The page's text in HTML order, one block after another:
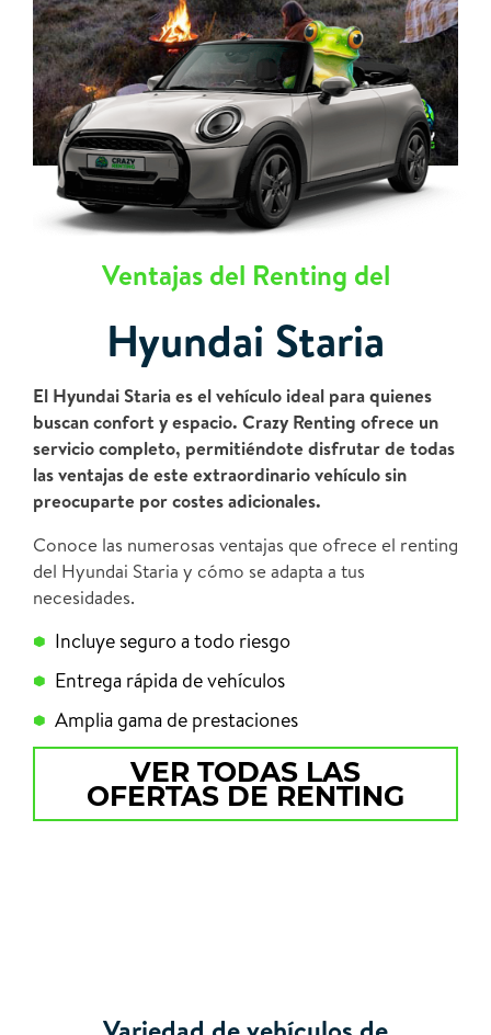
Ventajas del Renting del
Hyundai Staria
El Hyundai Staria es el vehículo ideal para quienes
buscan confort y espacio. Crazy Renting ofrece un
servicio completo, permitiéndote disfrutar de todas
las ventajas de este extraordinario vehículo sin
preocuparte por costes adicionales.
Conoce las numerosas ventajas que ofrece el renting
del Hyundai Staria y cómo se adapta a tus
necesidades.
Incluye seguro a todo riesgo
Entrega rápida de vehículos
Amplia gama de prestaciones
VER TODAS LAS
OFERTAS DE RENTING